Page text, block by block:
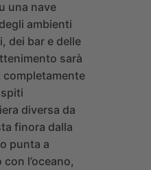
una nave
ambienti
dei bar e delle
sarà
diversa da
finora dalla
punta a
l’oceano,